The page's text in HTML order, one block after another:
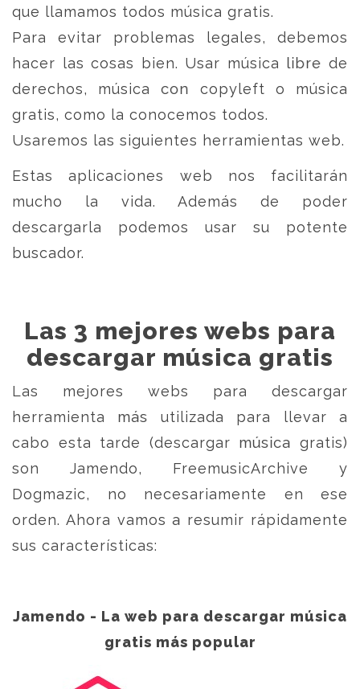
que llamamos todos música gratis.
Para evitar problemas legales, debemos
hacer las cosas bien. Usar música libre de
derechos, música con copyleft o música
gratis, como la conocemos todos.
Usaremos las siguientes herramientas web.
Estas aplicaciones web nos facilitarán
mucho la vida. Además de poder
descargarla podemos usar su potente
buscador.
Las 3 mejores webs para
descargar música gratis
Las mejores webs para descargar
herramienta más utilizada para llevar a
cabo esta tarde (descargar música gratis)
son Jamendo, FreemusicArchive y
Dogmazic, no necesariamente en ese
orden. Ahora vamos a resumir rápidamente
sus características:
Jamendo - La web para descargar música
gratis más popular